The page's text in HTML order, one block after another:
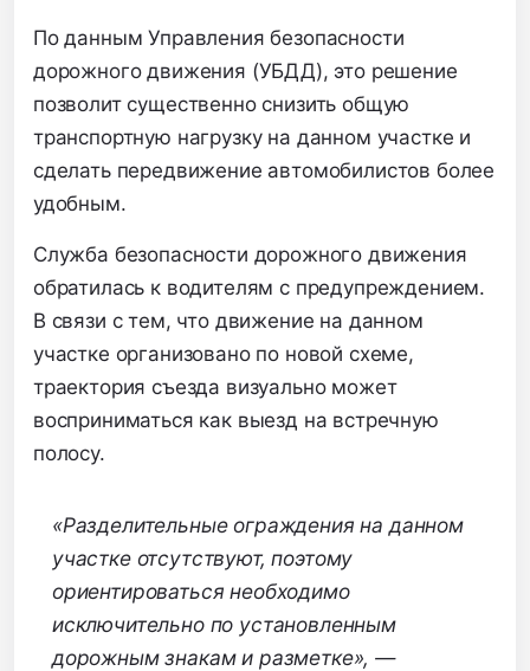
По данным Управления безопасности
дорожного движения (УБДД), это решение
позволит существенно снизить общую
транспортную нагрузку на данном участке и
сделать передвижение автомобилистов более
удобным.
Служба безопасности дорожного движения
обратилась к водителям с предупреждением.
В связи с тем, что движение на данном
участке организовано по новой схеме,
траектория съезда визуально может
восприниматься как выезд на встречную
полосу.
«Разделительные ограждения на данном
участке отсутствуют, поэтому
ориентироваться необходимо
исключительно по установленным
дорожным знакам и разметке», —